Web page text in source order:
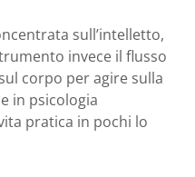
sull’intelletto,
invece il flusso
corpo per agire sulla
in psicologia
pratica in pochi lo